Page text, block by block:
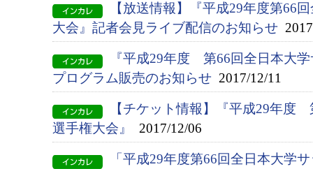
【放送情報】『平成29年度第66
大会』記者会見ライブ配信のお知らせ
『平成29年度 第66回全日本大
プログラム販売のお知らせ 2017/12/11
【チケット情報】『平成29年度
選手権大会』
2017/12/06
「平成29年度第66回全日本大学